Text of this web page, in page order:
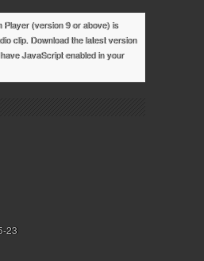
Player (version 9 or above) is
clip. Download the latest version
JavaScript enabled in your
23